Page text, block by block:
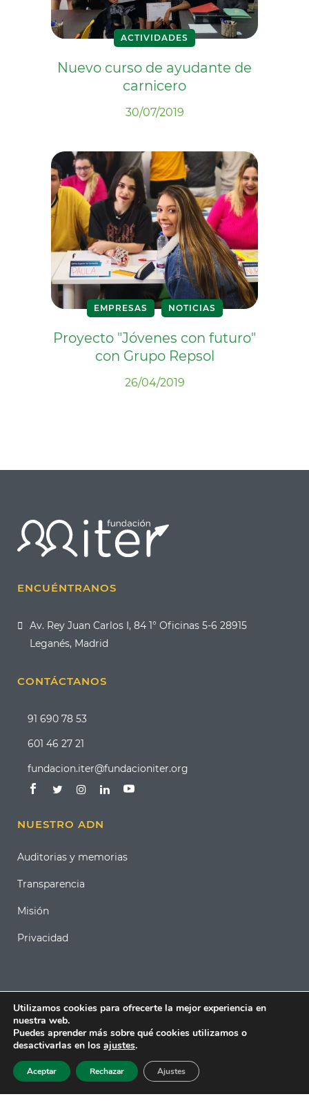
ACTIVIDADES
Nuevo curso de ayudante de
carnicero
30/07/2019
EMPRESAS NOTICIAS
Proyecto "Jóvenes con futuro"
con Grupo Repsol
26/04/2019
ENCUÉNTRANOS
Av. Rey Juan Carlos I, 84 1° Oficinas 5-6 28915
Leganés, Madrid
CONTÁCTANOS
91 690 78 53
601 46 27 21
fundacion.iter@fundacioniter.org
NUESTRO ADN
Auditorias y memorias
Transparencia
Misión
Privacidad
Utilizamos cookies para ofrecerte la mejor experiencia en
nuestra web.
Puedes aprender más sobre qué cookies utilizamos o
desactivarlas en los ajustes.
Aceptar Rechazar Ajustes